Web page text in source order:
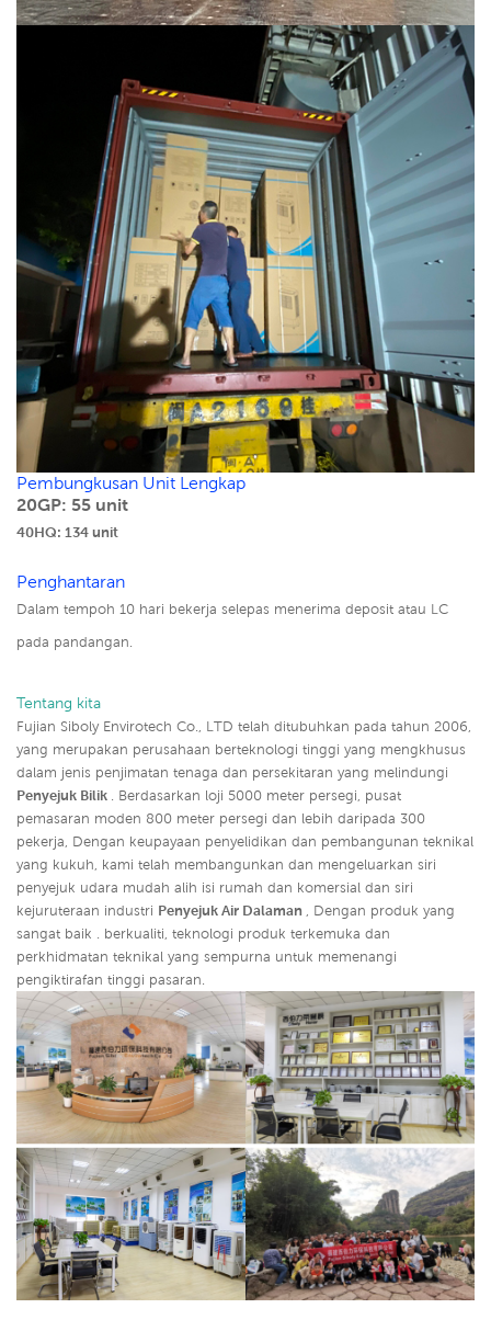
Pembungkusan Unit Lengkap
20GP: 55 unit
40HQ: 134 unit
Penghantaran
Dalam tempoh 10 hari bekerja selepas menerima deposit atau LC
pada pandangan.
Tentang kita
Fujian Siboly Envirotech Co., LTD telah ditubuhkan pada tahun 2006,
yang merupakan perusahaan berteknologi tinggi yang mengkhusus
dalam jenis penjimatan tenaga dan persekitaran yang melindungi
Penyejuk Bilik
. Berdasarkan loji 5000 meter persegi, pusat
pemasaran moden 800 meter persegi dan lebih daripada 300
pekerja, Dengan keupayaan penyelidikan dan pembangunan teknikal
yang kukuh, kami telah membangunkan dan mengeluarkan siri
penyejuk udara mudah alih isi rumah dan komersial dan siri
kejuruteraan industri Penyejuk Air Dalaman
Dengan produk yang
sangat baik . berkualiti, teknologi produk terkemuka dan
perkhidmatan teknikal yang sempurna untuk memenangi
pengiktirafan tinggi pasaran.